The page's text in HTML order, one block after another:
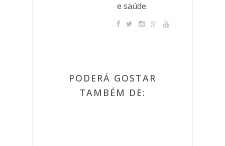
e saúde.
PODERÁ GOSTAR
TAMBÉM DE: